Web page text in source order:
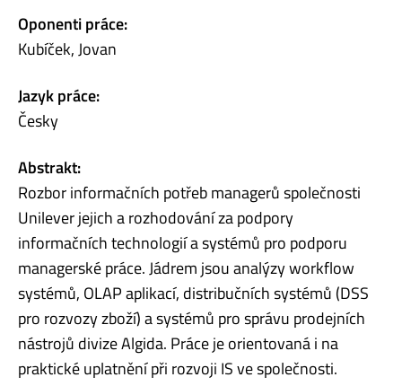
Oponenti práce:
Kubíček, Jovan
Jazyk práce:
Česky
Abstrakt:
Rozbor informačních potřeb managerů společnosti
Unilever jejich a rozhodování za podpory
informačních technologií a systémů pro podporu
managerské práce. Jádrem jsou analýzy workflow
systémů, OLAP aplikací, distribučních systémů (DSS
pro rozvozy zboží) a systémů pro správu prodejních
nástrojů divize Algida. Práce je orientovaná i na
praktické uplatnění při rozvoji IS ve společnosti.